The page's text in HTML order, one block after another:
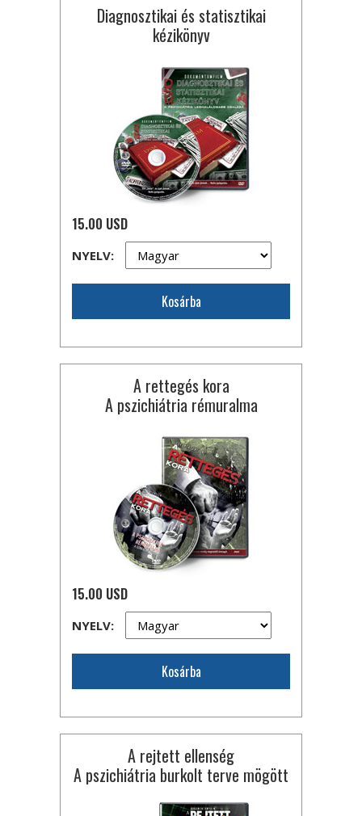
Diagnosztikai és statisztikai
kézikönyv
15.00 USD
NYELV:
Kosárba
A rettegés kora
A pszichiátria rémuralma
15.00 USD
NYELV:
Kosárba
A rejtett ellenség
A pszichiátria burkolt terve mögött